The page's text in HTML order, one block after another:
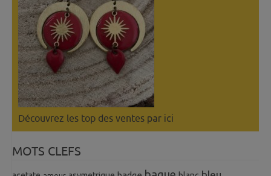
Découvrez les top des ventes par ici
MOTS CLEFS